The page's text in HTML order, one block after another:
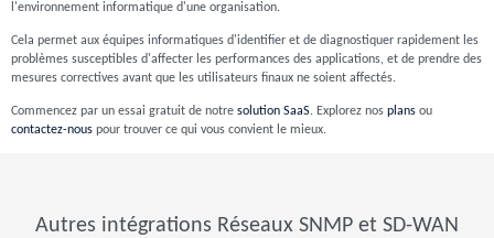
l'environnement informatique d'une organisation.
Cela permet aux équipes informatiques d'identifier et de diagnostiquer rapidement les
problèmes susceptibles d'affecter les performances des applications, et de prendre des
mesures correctives avant que les utilisateurs finaux ne soient affectés.
Commencez par un essai gratuit de notre solution SaaS. Explorez nos plansou
contactez-nouspour trouver ce qui vous convient le mieux.
Autres intégrations Réseaux SNMP et SD-WAN